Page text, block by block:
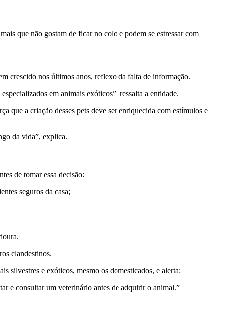
que não gostam de ficar no colo e podem se estressar com
crescido nos últimos anos, reflexo da falta de informação.
em animais exóticos”, ressalta a entidade.
que a criação desses pets deve ser enriquecida com estímulos e
da vida”, explica.
de tomar essa decisão:
seguros da casa;
clandestinos.
silvestres e exóticos, mesmo os domesticados, e alerta:
e consultar um veterinário antes de adquirir o animal.”